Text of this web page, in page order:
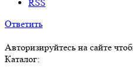
RSS
Ответить
Авторизируйтесь на сайте
Каталог: